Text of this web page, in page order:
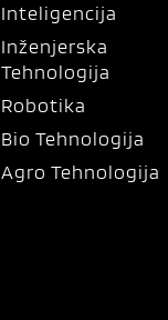
Inteligencija
Inženjerska
Tehnologija
Robotika
Bio Tehnologija
Agro Tehnologija